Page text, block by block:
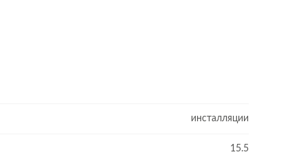
инсталляции
15.5